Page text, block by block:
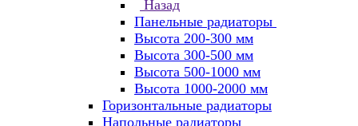
Назад
Панельные радиаторы
Высота 200-300 мм
Высота 300-500 мм
Высота 500-1000 мм
Высота 1000-2000 мм
Горизонтальные радиаторы
Напольные радиаторы